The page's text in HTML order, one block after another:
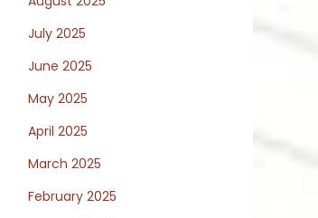
July 2025
June 2025
May 2025
April 2025
March 2025
February 2025